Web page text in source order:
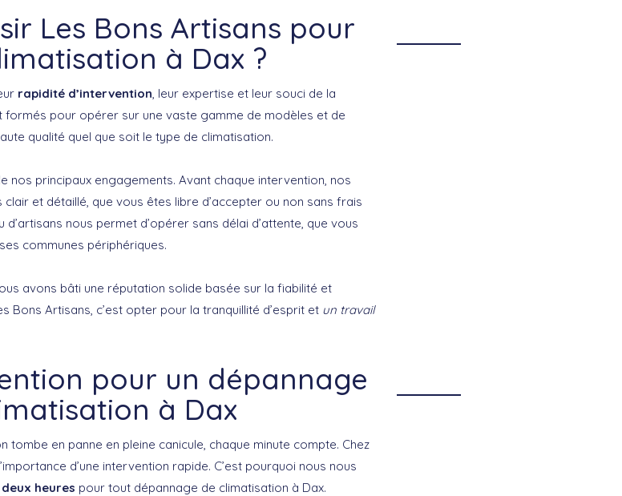
Les Bons Artisans pour
à Dax ?
rapidité d’intervention, leur expertise et leur souci de la
pour opérer sur une vaste gamme de modèles et de
qualité quel que soit le type de climatisation.
nos principaux engagements. Avant chaque intervention, nos
et détaillé, que vous êtes libre d’accepter ou non sans frais
nous permet d’opérer sans délai d’attente, que vous
communes périphériques.
avons bâti une réputation solide basée sur la fiabilité et
Bons Artisans, c’est opter pour la tranquillité d’esprit et un travail
pour un dépannage
à Dax
en panne en pleine canicule, chaque minute compte. Chez
d’une intervention rapide. C’est pourquoi nous nous
heures pour tout dépannage de climatisation à Dax.